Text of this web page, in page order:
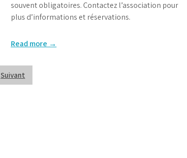
souvent obligatoires. Contactez l’association pour
plus d’informations et réservations.
Read more →
Suivant